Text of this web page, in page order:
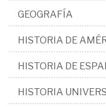
GEOGRAFÍA
HISTORIA DE
HISTORIA DE
HISTORIA